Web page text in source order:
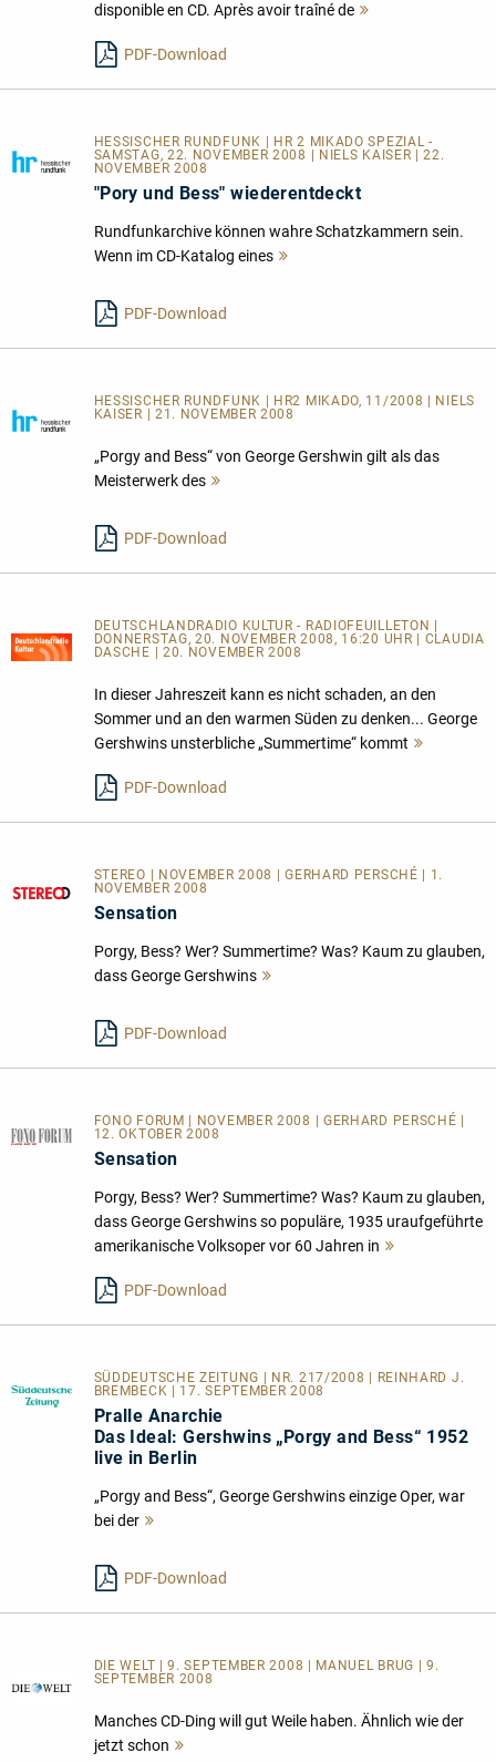
disponible en CD. Après avoir traîné de
PDF-Download
HESSISCHER RUNDFUNK | HR 2 MIKADO SPEZIAL -
SAMSTAG, 22. NOVEMBER 2008 | NIELS KAISER | 22.
NOVEMBER 2008
"Pory und Bess" wiederentdeckt
Rundfunkarchive können wahre Schatzkammern sein.
Wenn im CD-Katalog eines
PDF-Download
HESSISCHER RUNDFUNK | HR2 MIKADO, 11/2008 | NIELS
KAISER | 21. NOVEMBER 2008
„Porgy and Bess“ von George Gershwin gilt als das
Meisterwerk des
PDF-Download
DEUTSCHLANDRADIO KULTUR - RADIOFEUILLETON |
DONNERSTAG, 20. NOVEMBER 2008, 16:20 UHR | CLAUDIA
DASCHE | 20. NOVEMBER 2008
In dieser Jahreszeit kann es nicht schaden, an den
Sommer und an den warmen Süden zu denken... George
Gershwins unsterbliche „Summertime“ kommt
PDF-Download
STEREO | NOVEMBER 2008 | GERHARD PERSCHÉ | 1.
NOVEMBER 2008
Sensation
Porgy, Bess? Wer? Summertime? Was? Kaum zu glauben,
dass George Gershwins
PDF-Download
FONO FORUM | NOVEMBER 2008 | GERHARD PERSCHÉ |
12. OKTOBER 2008
Sensation
Porgy, Bess? Wer? Summertime? Was? Kaum zu glauben,
dass George Gershwins so populäre, 1935 uraufgeführte
amerikanische Volksoper vor 60 Jahren in
PDF-Download
SÜDDEUTSCHE ZEITUNG | NR. 217/2008 | REINHARD J.
BREMBECK | 17. SEPTEMBER 2008
Pralle Anarchie
Das Ideal: Gershwins „Porgy and Bess“ 1952
live in Berlin
„Porgy and Bess“, George Gershwins einzige Oper, war
bei der
PDF-Download
DIE WELT | 9. SEPTEMBER 2008 | MANUEL BRUG | 9.
SEPTEMBER 2008
Manches CD-Ding will gut Weile haben. Ähnlich wie der
jetzt schon